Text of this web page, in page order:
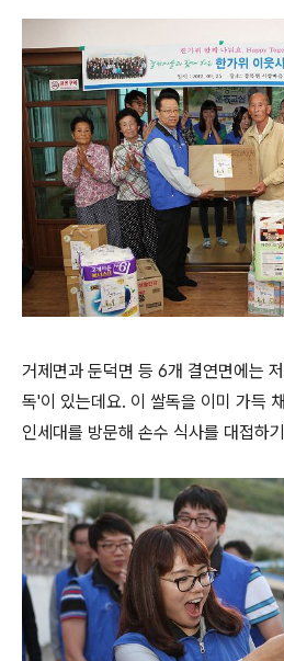
거제면과 둔덕면 등 6개 결연면에는
독'이 있는데요. 이 쌀독을 이미 가득
인세대를 방문해 손수 식사를 대접하